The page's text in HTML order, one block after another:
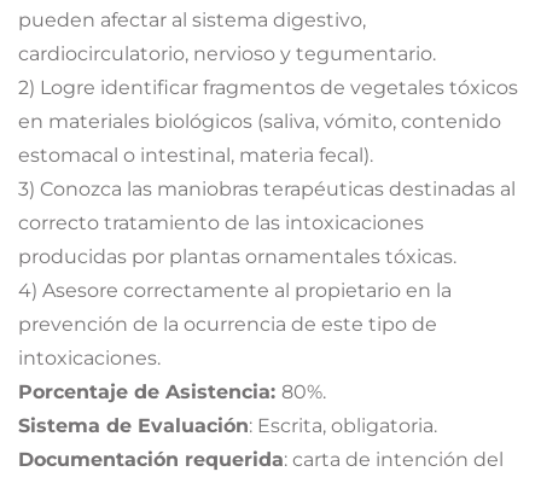
pueden afectar al sistema digestivo,
cardiocirculatorio, nervioso y tegumentario.
2) Logre identificar fragmentos de vegetales tóxicos
en materiales biológicos (saliva, vómito, contenido
estomacal o intestinal, materia fecal).
3) Conozca las maniobras terapéuticas destinadas al
correcto tratamiento de las intoxicaciones
producidas por plantas ornamentales tóxicas.
4) Asesore correctamente al propietario en la
prevención de la ocurrencia de este tipo de
intoxicaciones.
Porcentaje de Asistencia: 80%.
Sistema de Evaluación: Escrita, obligatoria.
Documentación requerida: carta de intención del